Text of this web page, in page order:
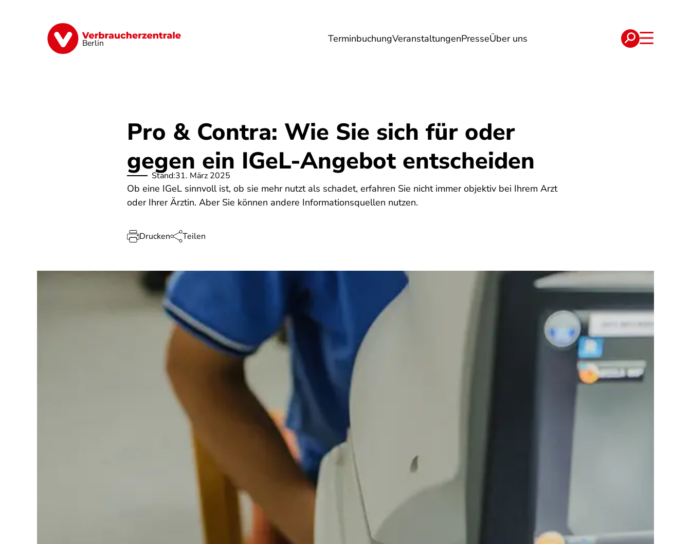
Berlin TerminbuchungVeranstaltungenPresseÜber uns
Finanzen Digitales Lebensmittel Gesundheit Energie Reise Verträge
Pro & Contra: Wie Sie sich für oder
gegen ein IGeL-Angebot entscheiden
Stand:31. März 2025
Ob eine IGeL sinnvoll ist, ob sie mehr nutzt als schadet, erfahren Sie nicht immer objektiv bei Ihrem Arzt
oder Ihrer Ärztin. Aber Sie können andere Informationsquellen nutzen.
Drucken Teilen